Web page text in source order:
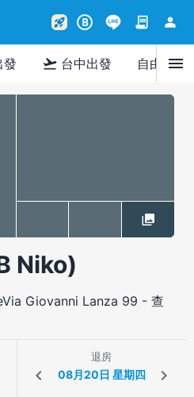
rocket_launch B contract person
發 flight_takeoff 台中出發 自由行menu
Niko)
Giovanni Lanza 99 - 查
退房